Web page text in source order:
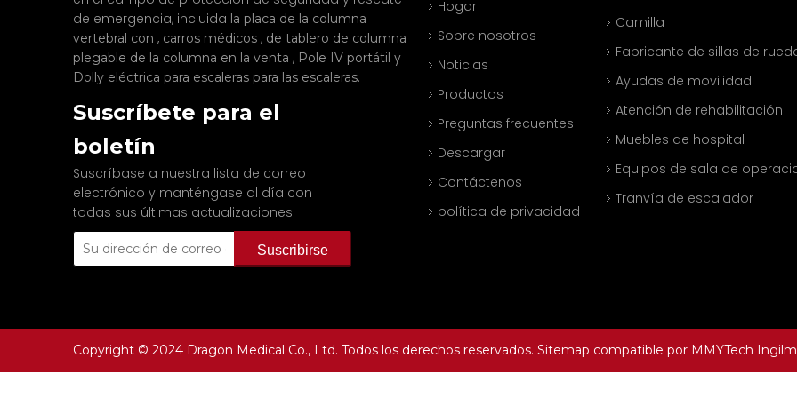
de emergencia, incluida la placa de la columna
vertebral con , carros médicos , de tablero de columna
plegable de la columna en la venta , Pole IV portátil y
Dolly eléctrica para escaleras para las escaleras.
Suscríbete para el
boletín
Suscríbase a nuestra lista de correo
electrónico y manténgase al día con
todas sus últimas actualizaciones
Suscribirse
Hogar
Sobre nosotros
Noticias
Productos
Preguntas frecuentes
Descargar
Contáctenos
política de privacidad
Camilla
Fabricante de sillas de
Ayudas de movilidad
Atención de rehabilitación
Muebles de hospital
Equipos de sala de
Tranvía de escalador
Copyright © 2024 Dragon Medical Co., Ltd. Todos los derechos reservados. Sitemap compatible por MMYTech Ingilm